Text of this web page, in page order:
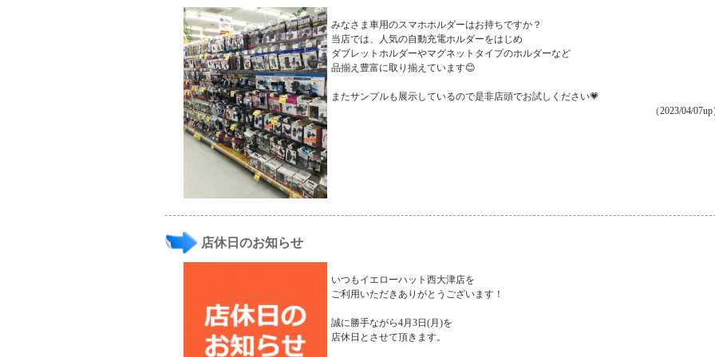
みなさま車用のスマホホルダーはお持ちですか？
当店では、人気の自動充電ホルダーをはじめ
ダブレットホルダーやマグネットタイプのホルダーなど
品揃え豊富に取り揃えています😊
またサンプルも展示しているので是非店頭でお試しください💗
（2023/04/
店休日のお知らせ
いつもイエローハット西大津店を
ご利用いただきありがとうございます！
誠に勝手ながら4月3日(月)を
店休日とさせて頂きます。